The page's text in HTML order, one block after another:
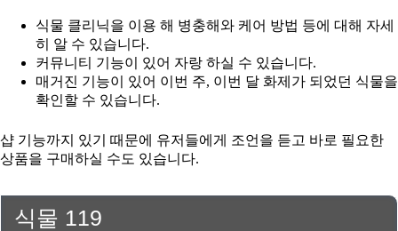
식물 클리닉을 이용 해 병충해와 케어 방법 등에 대해 자세
히 알 수 있습니다.
커뮤니티 기능이 있어 자랑 하실 수 있습니다.
매거진 기능이 있어 이번 주, 이번 달 화제가 되었던 식물을
확인할 수 있습니다.
샵 기능까지 있기 때문에 유저들에게 조언을 듣고 바로 필요한
상품을 구매하실 수도 있습니다.
식물 119